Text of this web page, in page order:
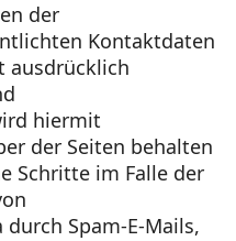
der
Kontaktdaten
ausdrücklich
hiermit
der Seiten behalten
Schritte im Falle der
Spam-E-Mails,